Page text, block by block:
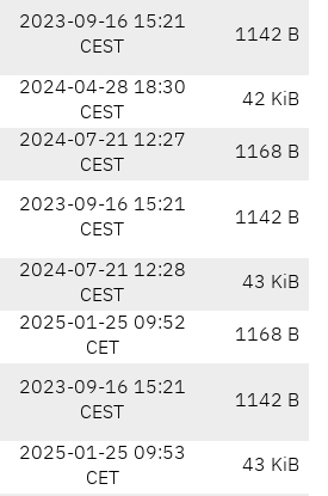
2023-09-16 15:21
CEST
1142 B
2024-04-28 18:30
CEST
42 KiB
2024-07-21 12:27
CEST
1168 B
2023-09-16 15:21
CEST
1142 B
2024-07-21 12:28
CEST
43 KiB
2025-01-25 09:52
CET
1168 B
2023-09-16 15:21
CEST
1142 B
2025-01-25 09:53
CET
43 KiB